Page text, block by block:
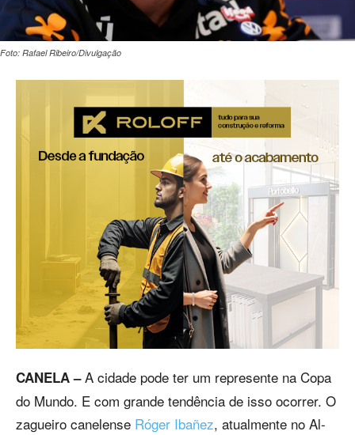
Foto: Rafael Ribeiro/Divulgação
CANELA –A cidade pode ter um represente na Copa
do Mundo. E com grande tendência de isso ocorrer. O
zagueiro canelense Róger Ibañez, atualmente no Al-